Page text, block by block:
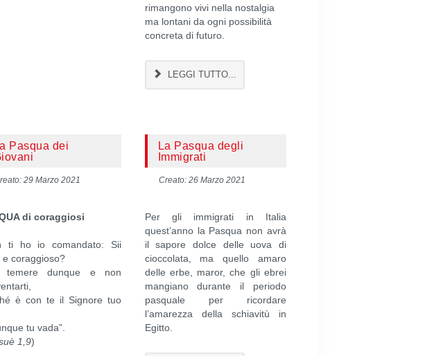
rimangono vivi nella nostalgia
ma lontani da ogni possibilità
concreta di futuro.
LEGGI TUTTO...
Pasqua dei
29 Marzo 2021
di coraggiosi
ti ho io comandato: Sii
e coraggioso?
temere dunque e non
è con te il Signore tuo
tu vada”.
1,9)
La Pasqua degli
Immigrati
Creato: 26 Marzo 2021
Per gli immigrati in Italia
quest’anno la Pasqua non avrà
il sapore dolce delle uova di
cioccolata, ma quello amaro
delle erbe, maror, che gli ebrei
mangiano durante il periodo
pasquale per ricordare
l’amarezza della schiavitù in
Egitto.